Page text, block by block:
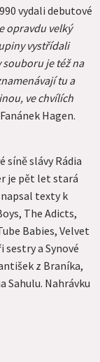
vydali debutové
opravdu velký
vystřídali
je též na
tu a
ve chvílích
Hagen.
síně slávy Rádia
je pět let stará
napsal texty k
The Adicts,
Babies, Velvet
sestry a Synové
z Braníka,
Sahulu. Nahrávku